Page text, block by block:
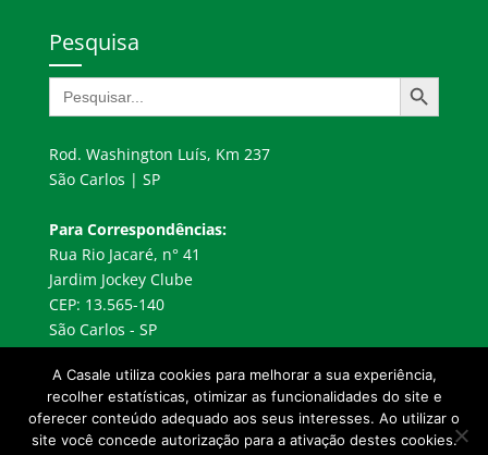
Pesquisa
Search
for:
Search Button
Rod. Washington Luís, Km 237
São Carlos | SP
Para Correspondências:
Rua Rio Jacaré, n° 41
Jardim Jockey Clube
CEP: 13.565-140
São Carlos - SP
A Casale utiliza cookies para melhorar a sua experiência,
recolher estatísticas, otimizar as funcionalidades do site e
oferecer conteúdo adequado aos seus interesses. Ao utilizar o
site você concede autorização para a ativação destes cookies.